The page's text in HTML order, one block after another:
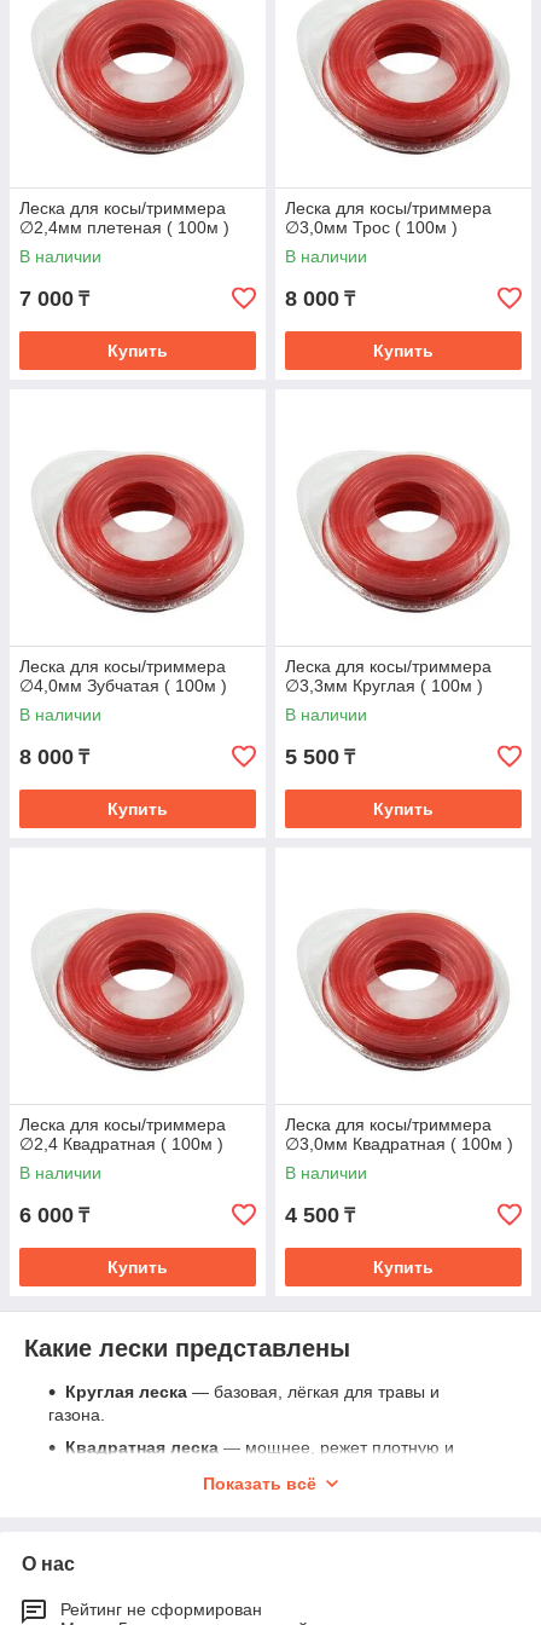
Леска для косы/триммера
∅2,4мм плетеная ( 100м )
В наличии
7 000 ₸
Купить
Леска для косы/триммера
∅3,0мм Трос ( 100м )
В наличии
8 000 ₸
Купить
Леска для косы/триммера
∅4,0мм Зубчатая ( 100м )
В наличии
8 000 ₸
Купить
Леска для косы/триммера
∅3,3мм Круглая ( 100м )
В наличии
5 500 ₸
Купить
Леска для косы/триммера
∅2,4 Квадратная ( 100м )
В наличии
6 000 ₸
Купить
Леска для косы/триммера
∅3,0мм Квадратная ( 100м )
В наличии
4 500 ₸
Купить
Какие лески представлены
Круглая леска — базовая, лёгкая для травы и
газона.
Квадратная леска — мощнее, режет плотную и
земле.
Показать всё
О нас
Рейтинг не сформирован